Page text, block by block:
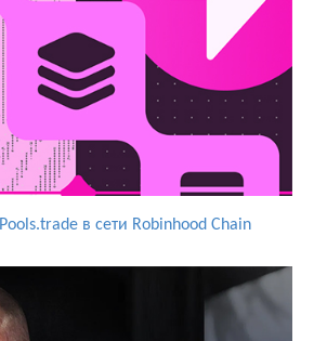
в сети Robinhood Chain